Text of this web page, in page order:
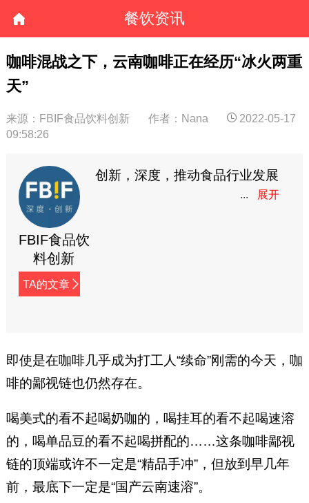
餐饮资讯
咖啡混战之下，云南咖啡正在经历“冰火两重
天”
来源：FBIF食品饮料创新 作者：Nana
2022-05-17
09:58:26
FBIF食品饮
料创新
TA的文章
创新，深度，推动食品行业发展
即使是在咖啡几乎成为打工人“续命”刚需的今天，咖
啡的鄙视链也仍然存在。
喝美式的看不起喝奶咖的，喝挂耳的看不起喝速溶
的，喝单品豆的看不起喝拼配的……这条咖啡鄙视
链的顶端或许不一定是“精品手冲”，但放到早几年
前，最底下一定是“国产云南速溶”。